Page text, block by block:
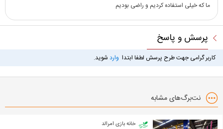
ما که خیلی استفاده کردیم و راضی بودیم
پرسش و پاسخ
کاربر گرامی جهت طرح پرسش لطفا ابتدا وارد شوید.
نت‌برگ‌های مشابه
خانه بازی امرالد